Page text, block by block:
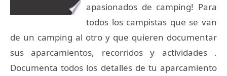
apasionados de camping! Para
todos los campistas que se van
de un camping al otro y que quieren documentar
sus aparcamientos, recorridos y actividades .
Documenta todos los detalles de tu aparcamiento